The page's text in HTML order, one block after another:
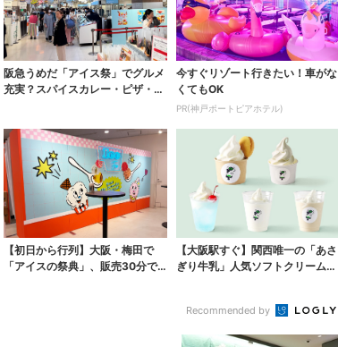
阪急うめだ「アイス祭」でグルメ
充実？スパイスカレー・ピザ・ポ
今すぐリゾート行きたい！車がな
くてもOK
PR(神戸ポートピアホテル)
【初日から行列】大阪・梅田で
「アイスの祭典」、販売30分で
【大阪駅すぐ】関西唯一の「あさ
ぎり牛乳」人気ソフトクリームが
Recommended by